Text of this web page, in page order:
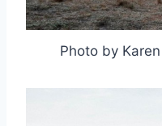
Photo by